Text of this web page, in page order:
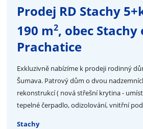
Prodej RD Stachy
190 m2, obec Stachy
Prachatice
Exkluzivně nabízíme k prodeji rodinný
Šumava. Patrový dům o dvou
rekonstrukcí ( nová střešní krytina -
tepelné čerpadlo, odizolování, vnitřní
Stachy